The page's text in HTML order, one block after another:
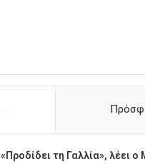
«Προδίδει τη Γαλλία», λέει ο